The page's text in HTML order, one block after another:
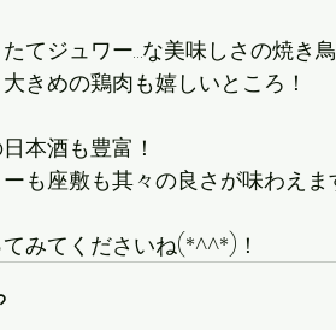
てジュワー…な美味しさの焼き
きめの鶏肉も嬉しいところ！
本酒も豊富！
も座敷も其々の良さが味わえま
みてくださいね(*^^*)！